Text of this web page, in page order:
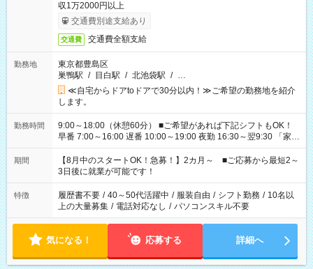
収1万2000円以上
交通費別途支給あり
交通費 交通費全額支給
勤務地
東京都豊島区
巣鴨駅 / 目白駅 / 北池袋駅 / …
≪自宅からドアtoドアで30分以内！≫ご希望の勤務地を紹介
します。
勤務時間
9:00～18:00（休憩60分） ■ご希望があれば下記シフトもOK！
早番 7:00～16:00 遅番 10:00～19:00 夜勤 16:30～翌9:30 「家族
と休みを合わせたい」 「余裕を持って夕飯の準備がしたい」
「できれば残業はしたくない」 など、ご希望を教えてください
ね。 ※Wワーク希望の方へ 今ご覧のお仕事で希望する勤務時間
と、もう1つのお仕事の勤務時間。 合計で週40時間を超える場
合は応募できません。
期間
【8月中のスタートOK！急募！】2カ月～ ■ご応募から最短2～
3日後に就業が可能です！
特徴 履歴書不要 / 40～50代活躍中 / 服装自由 / シフト勤務 / 10名以
上の大量募集 / 電話対応なし / パソコンスキル不要
気になる！ 応募する 詳細へ